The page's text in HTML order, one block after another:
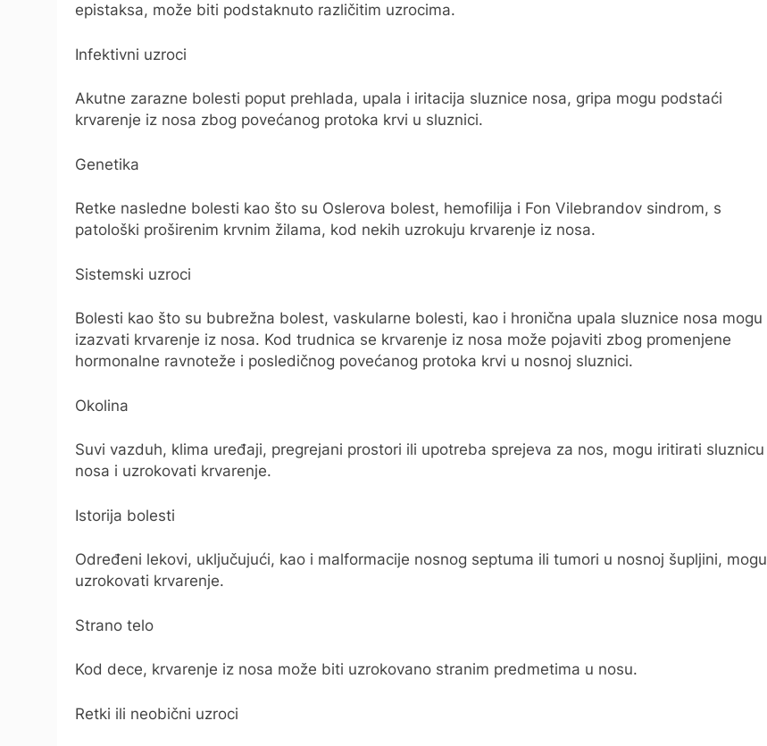
epistaksa, može biti podstaknuto različitim uzrocima.
Infektivni uzroci
Akutne zarazne bolesti poput prehlada, upala i iritacija sluznice nosa, gripa mogu podstaći
krvarenje iz nosa zbog povećanog protoka krvi u sluznici.
Genetika
Retke nasledne bolesti kao što su Oslerova bolest, hemofilija i Fon Vilebrandov sindrom, s
patološki proširenim krvnim žilama, kod nekih uzrokuju krvarenje iz nosa.
Sistemski uzroci
Bolesti kao što su bubrežna bolest, vaskularne bolesti, kao i hronična upala sluznice nosa mogu
izazvati krvarenje iz nosa. Kod trudnica se krvarenje iz nosa može pojaviti zbog promenjene
hormonalne ravnoteže i posledičnog povećanog protoka krvi u nosnoj sluznici.
Okolina
Suvi vazduh, klima uređaji, pregrejani prostori ili upotreba sprejeva za nos, mogu iritirati sluznicu
nosa i uzrokovati krvarenje.
Istorija bolesti
Određeni lekovi, uključujući, kao i malformacije nosnog septuma ili tumori u nosnoj šupljini, mogu
uzrokovati krvarenje.
Strano telo
Kod dece, krvarenje iz nosa može biti uzrokovano stranim predmetima u nosu.
Retki ili neobični uzroci